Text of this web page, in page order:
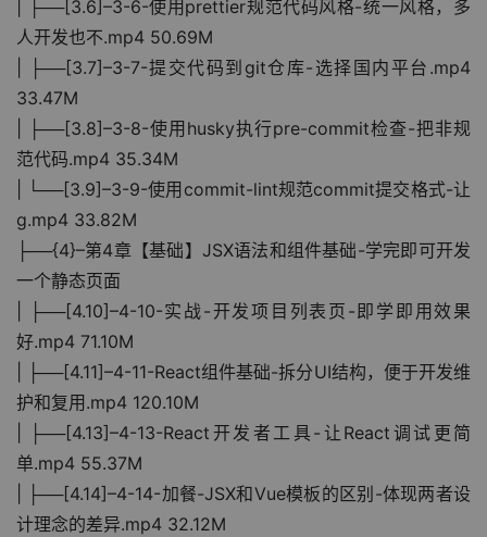
| ├──[3.6]–3-6-使用prettier规范代码风格-统一风格，多
人开发也不.mp4 50.69M
| ├──[3.7]–3-7-提交代码到git仓库-选择国内平台.mp4
33.47M
| ├──[3.8]–3-8-使用husky执行pre-commit检查-把非规
范代码.mp4 35.34M
| └──[3.9]–3-9-使用commit-lint规范commit提交格式-让
g.mp4 33.82M
├──{4}–第4章【基础】JSX语法和组件基础-学完即可开发
一个静态页面
| ├──[4.10]–4-10-实战-开发项目列表页-即学即用效果
好.mp4 71.10M
| ├──[4.11]–4-11-React组件基础-拆分UI结构，便于开发维
护和复用.mp4 120.10M
| ├──[4.13]–4-13-React开发者工具-让React调试更简
单.mp4 55.37M
| ├──[4.14]–4-14-加餐-JSX和Vue模板的区别-体现两者设
计理念的差异.mp4 32.12M